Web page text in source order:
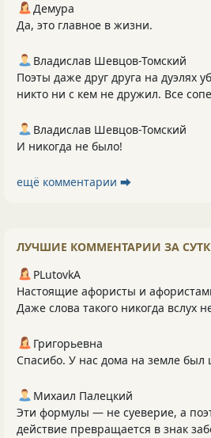
Демура
Да, это главное в жизни.
Владислав Шевцов-Томский
Поэты даже друг друга на дуэлях
никто ни с кем не дружил. Все
Владислав Шевцов-Томский
И никогда не было!
ещё комментарии ⮕
ЛУЧШИЕ КОММЕНТАРИИ ЗА
PLutоvkА
Настоящие афористы и
Даже слова такого никогда вслух
Григорьевна
Спасибо. У нас дома на земле
Михаил Палецкий
Эти формулы — не суеверие, а
действие превращается в знак